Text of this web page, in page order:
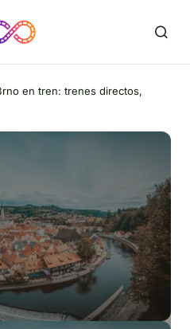
en tren: trenes directos,